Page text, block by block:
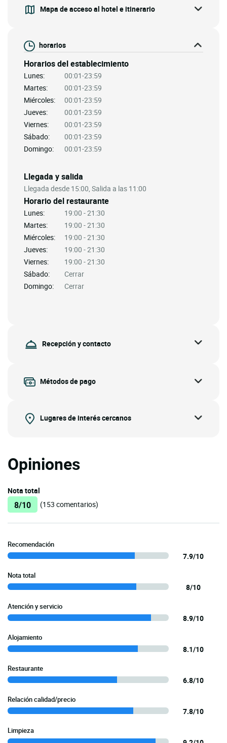
Mapa de acceso al hotel e itinerario
horarios
Horarios del establecimiento
Lunes:
00:01-23:59
Martes:
00:01-23:59
Miércoles:
00:01-23:59
Jueves:
00:01-23:59
Viernes:
00:01-23:59
Sábado:
00:01-23:59
Domingo:
00:01-23:59
Llegada y salida
Llegada desde 15:00, Salida a las 11:00
Horario del restaurante
Lunes:
19:00 - 21:30
Martes:
19:00 - 21:30
Miércoles:
19:00 - 21:30
Jueves:
19:00 - 21:30
Viernes:
19:00 - 21:30
Sábado:
Cerrar
Domingo:
Cerrar
Recepción y contacto
Métodos de pago
Lugares de interés cercanos
Opiniones
Nota total
8/10 (153 comentarios)
Recomendación
7.9/10
Nota total
8/10
Atención y servicio
8.9/10
Alojamiento
8.1/10
Restaurante
6.8/10
Relación calidad/precio
7.8/10
Limpieza